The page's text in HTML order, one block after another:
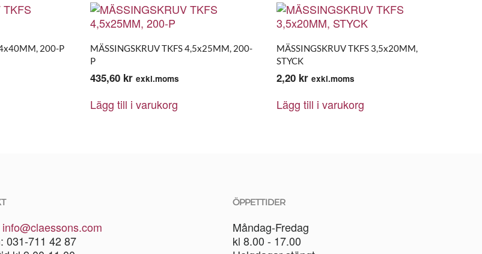
200-P
MÄSSINGSKRUV TKFS 4,5x25MM, 200-
P
435,60 kr exkl.moms
Lägg till i varukorg
MÄSSINGSKRUV TKFS 3,5x20MM,
STYCK
2,20 kr exkl.moms
Lägg till i varukorg
info@claessons.com
031-711 42 87
ÖPPETTIDER
Måndag-Fredag
kl 8.00 - 17.00